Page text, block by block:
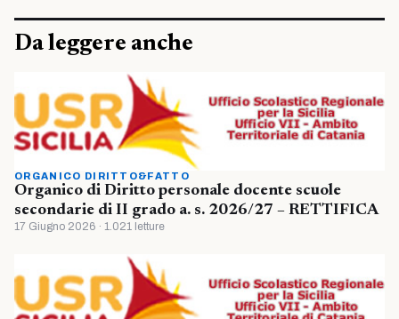
Da leggere anche
ORGANICO DIRITTO&FATTO
Organico di Diritto personale docente scuole
secondarie di II grado a. s. 2026/27 – RETTIFICA
17 Giugno 2026 · 1.021 letture